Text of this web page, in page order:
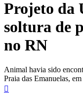
conteúdo
Projeto da
soltura de
no RN
Animal havia sido
Praia das Emanuelas,